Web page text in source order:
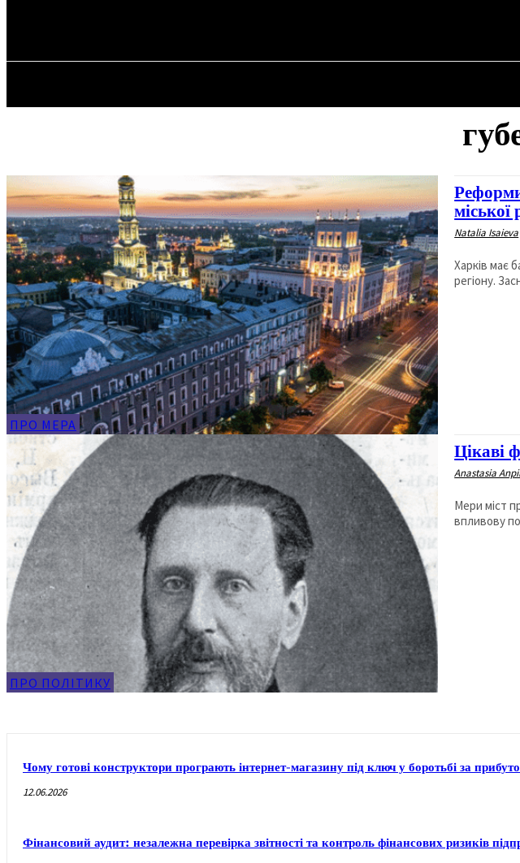
ПРО МЕРА
міської
Natalia Isaieva
Харків має
регіону.
ПРО ПОЛІТИКУ
Цікаві
Anastasia
Мери міст
впливову
Чому готові конструктори програють інтернет-магазину під ключ у боротьбі за
12.06.2026
Фінансовий аудит: незалежна перевірка звітності та контроль фінансових ризиків